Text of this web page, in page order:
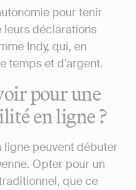
pour tenir
déclarations
Indy, qui, en
temps et d’argent.
pour une
en ligne ?
ligne peuvent débuter
Opter pour un
que ce